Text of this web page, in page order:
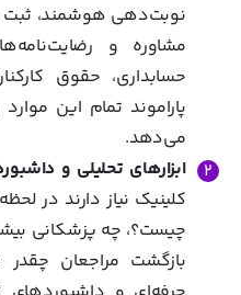
نوبت‌دهی هوشمند، ثبت
مشاوره و
پاراموند تمام این
می‌دهد.
ابزارهای تحلیلی و
کلینیک نیاز دارند در
چیست؟، چه پزشکانی
بازگشت مراجعان چقدر